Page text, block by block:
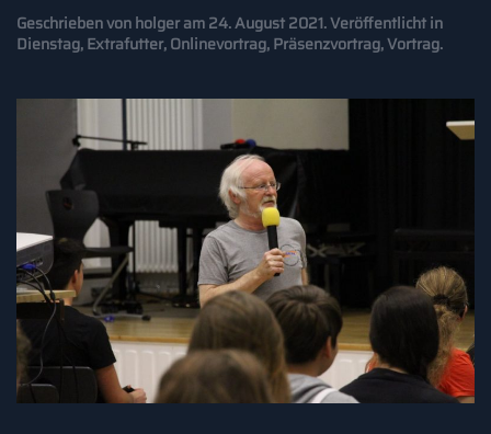
Geschrieben vonholgeram24. August 2021. Veröffentlicht in
Dienstag,Extrafutter,Onlinevortrag,Präsenzvortrag,Vortrag.